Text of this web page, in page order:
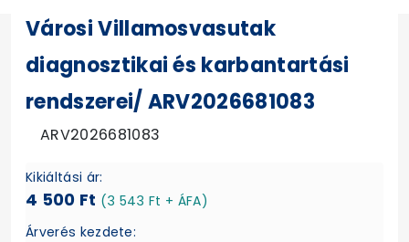
Városi Villamosvasutak
diagnosztikai és karbantartási
rendszerei/ ARV2026681083
ARV2026681083
Kikiáltási ár:
4 500 Ft (3 543 Ft + ÁFA)
Árverés kezdete: